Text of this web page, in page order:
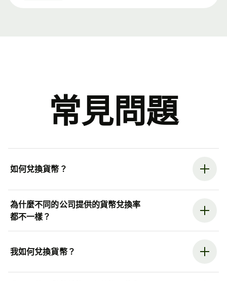
常見問題
如何兌換貨幣？
為什麼不同的公司提供的貨幣兌換率
都不一樣？
我如何兌換貨幣？